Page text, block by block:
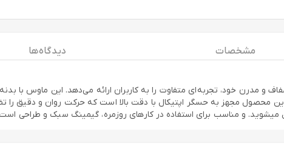
مشخصات
دیدگاه ها
مدرن خود، تجربه‌ای متفاوت را به کاربران ارائه می‌دهد. این ماوس با
میشوید. و مناسب برای استفاده در کارهای روزمره، گیمینگ سبک و طراحی